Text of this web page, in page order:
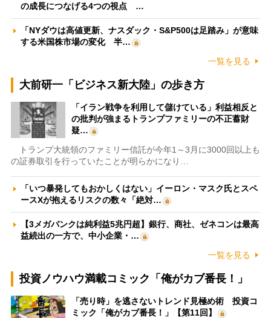
の成長につなげる4つの視点 …
「NYダウは高値更新、ナスダック・S&P500は足踏み」が意味
する米国株市場の変化 半…
一覧を見る
大前研一「ビジネス新大陸」の歩き方
「イラン戦争を利用して儲けている」利益相反と
の批判が強まるトランプファミリーの不正蓄財
疑…
トランプ大統領のファミリー信託が今年1～3月に3000回以上も
の証券取引を行っていたことが明らかになり…
「いつ暴発してもおかしくはない」イーロン・マスク氏とスペ
ースXが抱えるリスクの数々「絶対…
【3メガバンクは純利益5兆円超】銀行、商社、ゼネコンは最高
益続出の一方で、中小企業・…
一覧を見る
投資ノウハウ満載コミック「俺がカブ番長！」
「売り時」を逃さないトレンド見極め術 投資コ
ミック「俺がカブ番長！」【第11回】